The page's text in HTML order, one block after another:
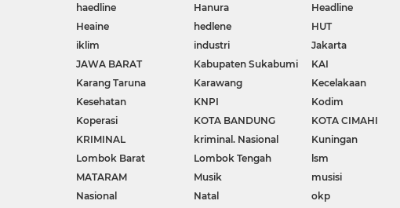
haedline
Hanura Headline
Heaine
hedlene HUT
iklim
industri Jakarta
JAWA BARAT
Kabupaten Sukabumi KAI
Karang Taruna
Karawang Kecelakaan
Kesehatan
KNPI Kodim
Koperasi
KOTA BANDUNG KOTA CIMAHI
KRIMINAL
kriminal. Nasional Kuningan
Lombok Barat
Lombok Tengah lsm
MATARAM
Musik musisi
Nasional
Natal okp